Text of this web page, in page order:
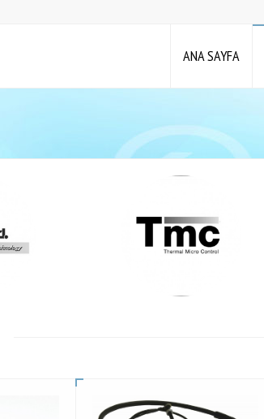
ANA SAYFA